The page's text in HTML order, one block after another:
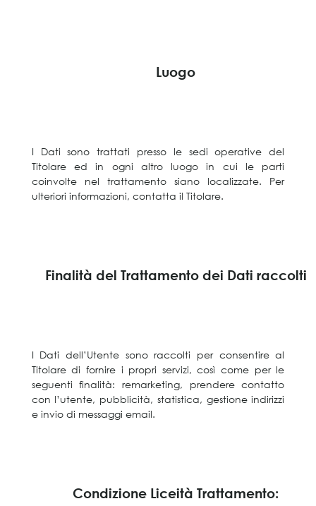
Luogo
I Dati sono trattati presso le sedi operative del
Titolare ed in ogni altro luogo in cui le parti
coinvolte nel trattamento siano localizzate. Per
ulteriori informazioni, contatta il Titolare.
Finalità del Trattamento dei Dati raccolti
I Dati dell’Utente sono raccolti per consentire al
Titolare di fornire i propri servizi, così come per le
seguenti finalità: remarketing, prendere contatto
con l’utente, pubblicità, statistica, gestione indirizzi
e invio di messaggi email.
Condizione Liceità Trattamento: